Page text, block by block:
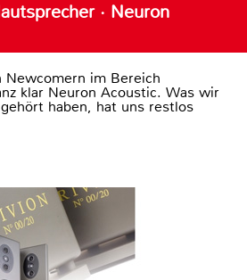
· Neuron
Newcomern im Bereich
klar Neuron Acoustic. Was wir
haben, hat uns restlos